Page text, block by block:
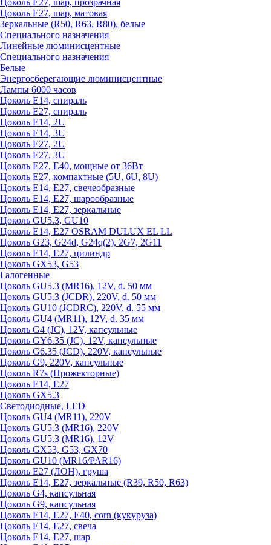
Цоколь Е27, шар, прозрачная
Цоколь Е27, шар, матовая
Зеркальные (R50, R63, R80), белые
Специального назначения
Линейные люминисцентные
Специального назначения
Белые
Энергосберегающие люминисцентные
Лампы 6000 часов
Цоколь Е14, спираль
Цоколь Е27, спираль
Цоколь Е14, 2U
Цоколь Е14, 3U
Цоколь Е27, 2U
Цоколь Е27, 3U
Цоколь Е27, Е40, мощные от 36Вт
Цоколь Е27, компактные (5U, 6U, 8U)
Цоколь Е14, Е27, свечеобразные
Цоколь Е14, Е27, шарообразные
Цоколь Е14, Е27, зеркальные
Цоколь GU5.3, GU10
Цоколь Е14, Е27 OSRAM DULUX EL LL
Цоколь G23, G24d, G24q(2), 2G7, 2G11
Цоколь Е14, Е27, цилиндр
Цоколь GX53, G53
Галогенные
Цоколь GU5.3 (MR16), 12V, d. 50 мм
Цоколь GU5.3 (JCDR), 220V, d. 50 мм
Цоколь GU10 (JCDRC), 220V, d. 55 мм
Цоколь GU4 (MR11), 12V, d. 35 мм
Цоколь G4 (JC), 12V, капсульные
Цоколь GY6.35 (JC), 12V, капсульные
Цоколь G6.35 (JCD), 220V, капсульные
Цоколь G9, 220V, капсульные
Цоколь R7s (Прожекторные)
Цоколь E14, E27
Цоколь GX5.3
Светодиодные, LED
Цоколь GU4 (MR11), 220V
Цоколь GU5.3 (MR16), 220V
Цоколь GU5.3 (MR16), 12V
Цоколь GX53, G53, GX70
Цоколь GU10 (MR16/PAR16)
Цоколь Е27 (ЛОН), груша
Цоколь Е14, Е27, зеркальные (R39, R50, R63)
Цоколь G4, капсульная
Цоколь G9, капсульная
Цоколь Е14, Е27, Е40, corn (кукуруза)
Цоколь Е14, Е27, свеча
Цоколь Е14, Е27, шар